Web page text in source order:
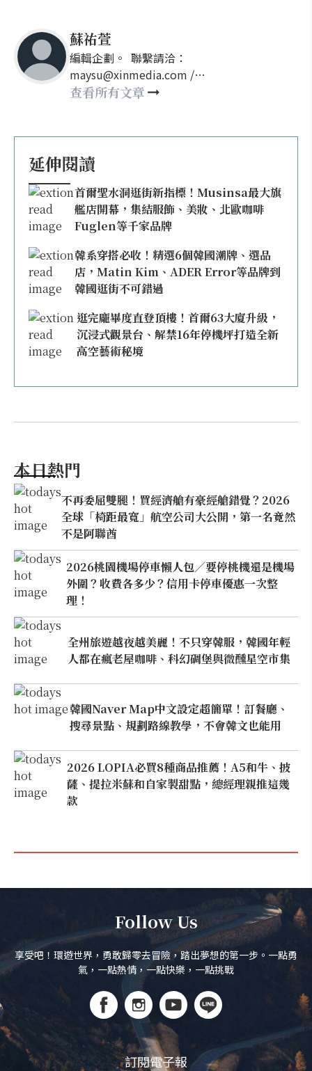
蘇祐萱
編輯企劃。 聯繫請洽：
maysu@xinmedia.com /
may860527@gmail.com
查看所有文章
延伸閱讀
首爾聖水洞逛街新指標！Musinsa最大旗
艦店開幕，集結服飾、美妝、北歐咖啡
Fuglen等千家品牌
韓系穿搭必收！精選6個韓國潮牌、選品
店，Matin Kim、ADER Error等品牌到
韓國逛街不可錯過
逛完龐畢度直登頂樓！首爾63大廈升級，
沉浸式觀景台、解禁16年停機坪打造全新
高空藝術秘境
本日熱門
不再委屈雙腿！買經濟艙有豪經艙錯覺？2026
全球「椅距最寬」航空公司大公開，第一名竟然
不是阿聯酋
2026桃園機場停車懶人包／要停桃機還是機場
外圍？收費各多少？信用卡停車優惠一次整
理！
全州旅遊越夜越美麗！不只穿韓服，韓國年輕
人都在瘋老屋咖啡、科幻碉堡與微醺星空市集
韓國Naver Map中文設定超簡單！訂餐廳、
搜尋景點、規劃路線教學，不會韓文也能用
2026 LOPIA必買8種商品推薦！A5和牛、披
薩、提拉米蘇和自家製甜點，總經理親推這幾
款
Follow Us
享受吧！環遊世界，勇敢歸零去冒險，踏出夢想的第一步。一點勇
氣，一點熱情，一點快樂，一點挑戰
訂閱電子報